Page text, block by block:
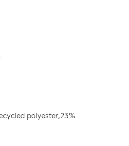
polyester,23%